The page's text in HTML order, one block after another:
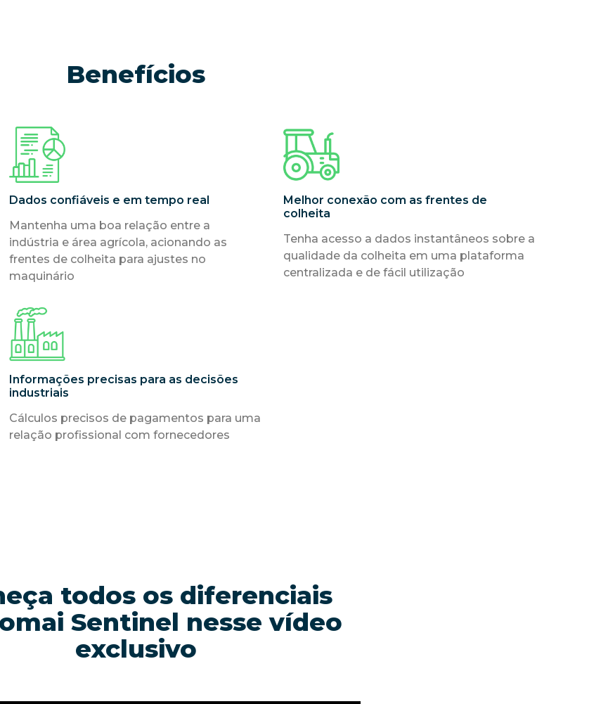
Benefícios
Dados confiáveis e em tempo real
Mantenha uma boa relação entre a
indústria e área agrícola, acionando as
frentes de colheita para ajustes no
maquinário
Melhor conexão com as frentes de
colheita
Tenha acesso a dados instantâneos sobre a
qualidade da colheita em uma plataforma
centralizada e de fácil utilização
Informações precisas para as decisões
industriais
Cálculos precisos de pagamentos para uma
relação profissional com fornecedores
todos os diferenciais
Sentinel nesse vídeo
exclusivo